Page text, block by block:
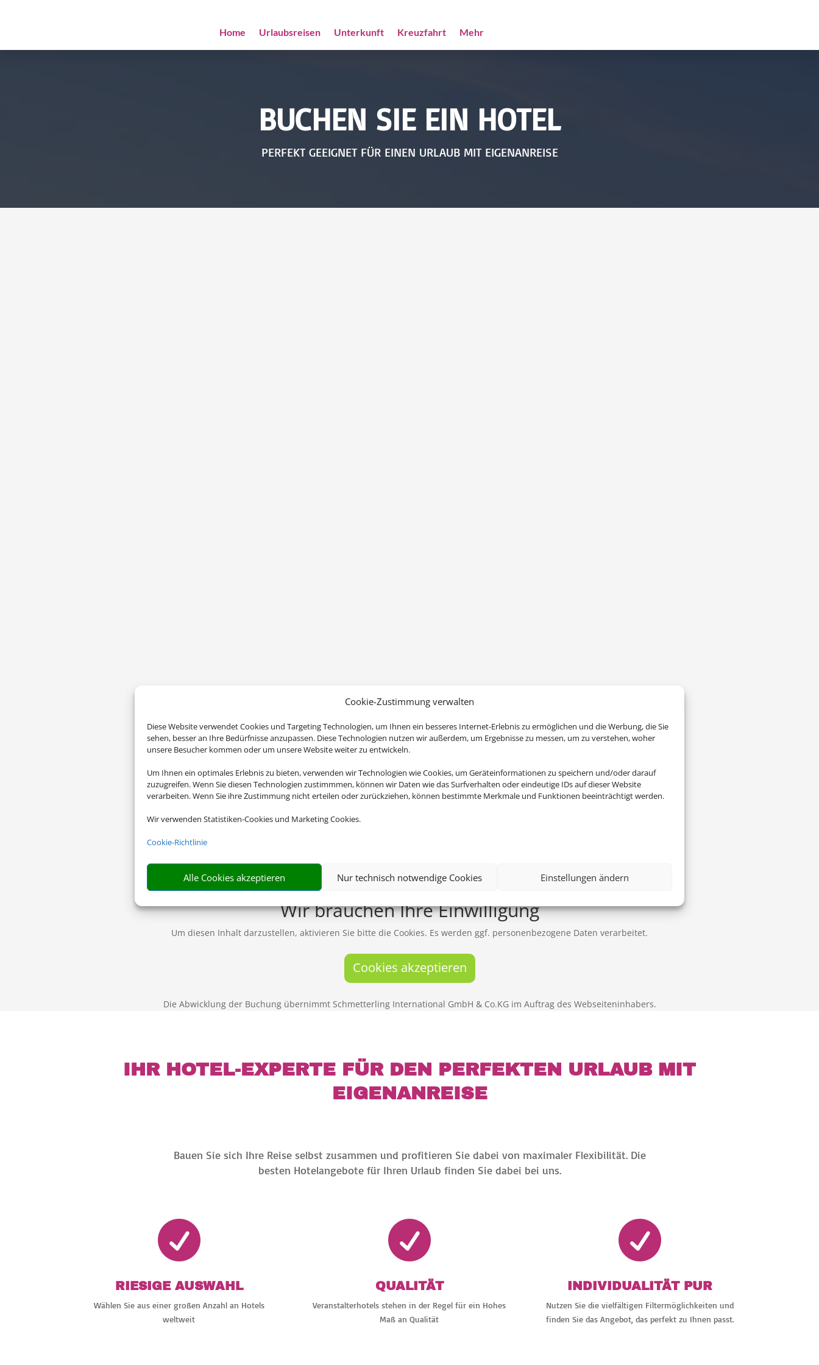
Cookie-Zustimmung verwalten
Diese Website verwendet Cookies und Targeting Technologien, um Ihnen ein besseres Internet-Erlebnis zu ermöglichen und die Werbung, die Sie
sehen, besser an Ihre Bedürfnisse anzupassen. Diese Technologien nutzen wir außerdem, um Ergebnisse zu messen, um zu verstehen, woher
unsere Besucher kommen oder um unsere Website weiter zu entwickeln.
Um Ihnen ein optimales Erlebnis zu bieten, verwenden wir Technologien wie Cookies, um Geräteinformationen zu speichern und/oder darauf
zuzugreifen. Wenn Sie diesen Technologien zustimmmen, können wir Daten wie das Surfverhalten oder eindeutige IDs auf dieser Website
verarbeiten. Wenn Sie ihre Zustimmung nicht erteilen oder zurückziehen, können bestimmte Merkmale und Funktionen beeinträchtigt werden.
Wir verwenden Statistiken-Cookies und Marketing Cookies.
Cookie-Richtlinie
Alle Cookies akzeptieren Nur technisch notwendige Cookies Einstellungen ändern
Home Urlaubsreisen Unterkunft Kreuzfahrt Mehr
BUCHEN SIE EIN HOTEL
PERFEKT GEEIGNET FÜR EINEN URLAUB MIT EIGENANREISE
Wir brauchen Ihre Einwilligung
Um diesen Inhalt darzustellen, aktivieren Sie bitte die Cookies. Es werden ggf. personenbezogene Daten verarbeitet.
Cookies akzeptieren
Die Abwicklung der Buchung übernimmt Schmetterling International GmbH & Co.KG im Auftrag des Webseiteninhabers.
IHR HOTEL-EXPERTE FÜR DEN PERFEKTEN URLAUB MIT
EIGENANREISE
Bauen Sie sich Ihre Reise selbst zusammen und profitieren Sie dabei von maximaler Flexibilität. Die
besten Hotelangebote für Ihren Urlaub finden Sie dabei bei uns.

RIESIGE AUSWAHL
Wählen Sie aus einer großen Anzahl an Hotels
weltweit

QUALITÄT
Veranstalterhotels stehen in der Regel für ein Hohes
Maß an Qualität

INDIVIDUALITÄT PUR
Nutzen Sie die vielfältigen Filtermöglichkeiten und
finden Sie das Angebot, das perfekt zu Ihnen passt.